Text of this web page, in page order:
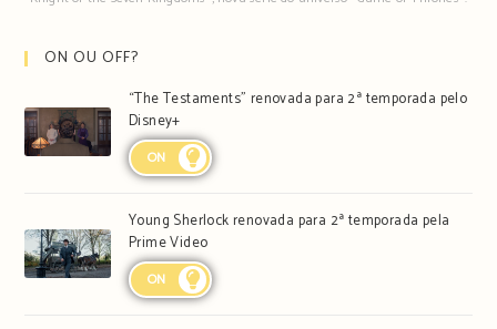
ON OU OFF?
“The Testaments” renovada para 2ª temporada pelo
Disney+
ON
Young Sherlock renovada para 2ª temporada pela
Prime Video
ON